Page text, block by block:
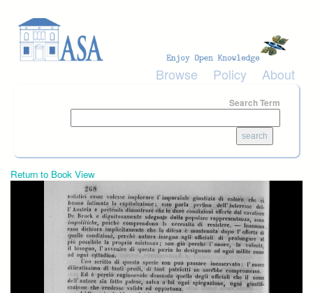
Browse Policy About
Search Term
Return to Book View